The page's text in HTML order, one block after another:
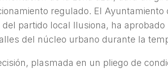
regulado. El
del partido local Ilusiona, ha
del núcleo urbano durante la
plasmada en un pliego de